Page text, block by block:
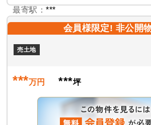
最寄駅：***
会員様限定! 非公開
売土地
***万円 ***坪